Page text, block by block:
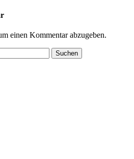
einen Kommentar abzugeben.